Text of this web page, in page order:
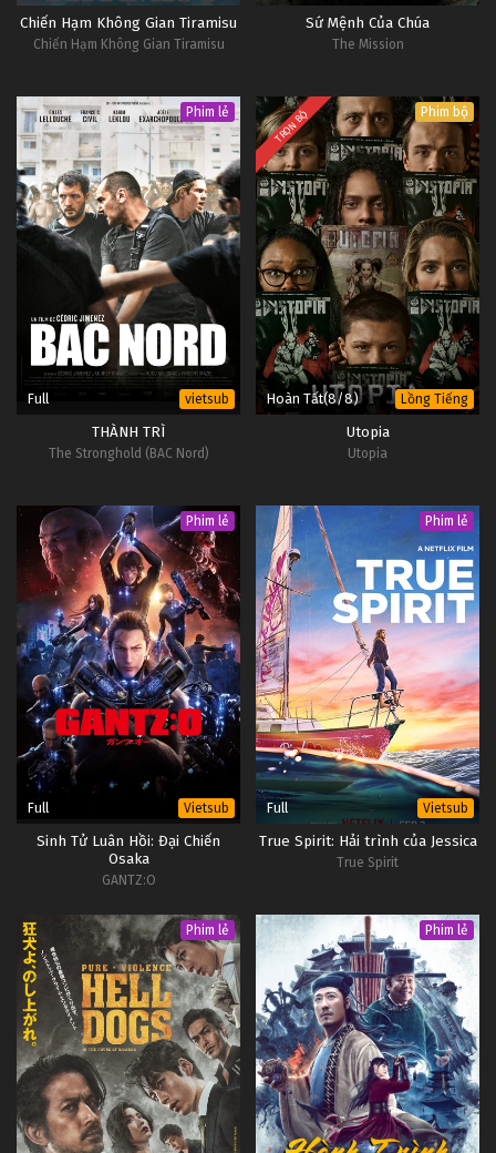
Chiến Hạm Không Gian Tiramisu
Chiến Hạm Không Gian Tiramisu
Sứ Mệnh Của Chúa
The Mission
Phim lẻ
Full vietsub
THÀNH TRÌ
The Stronghold (BAC Nord)
TRỌN BỘ Phim bộ
Hoàn Tất(8/8) Lồng Tiếng
Utopia
Utopia
Phim lẻ
Full Vietsub
Sinh Tử Luân Hồi: Đại Chiến
Osaka
GANTZ:O
Phim lẻ
Full Vietsub
True Spirit: Hải trình của Jessica
True Spirit
Phim lẻ Phim lẻ